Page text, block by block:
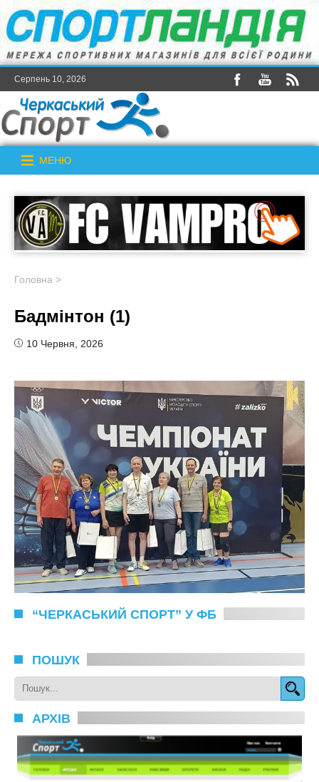
Серпень 10, 2026
МЕНЮ
Головна >
Бадмінтон (1)
10 Червня, 2026
“ЧЕРКАСЬКИЙ СПОРТ” У ФБ
ПОШУК
АРХІВ